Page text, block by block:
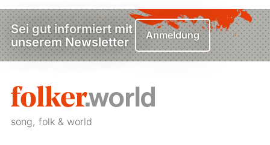
Sei gut informiert mit
unserem Newsletter
Anmeldung
song, folk & world